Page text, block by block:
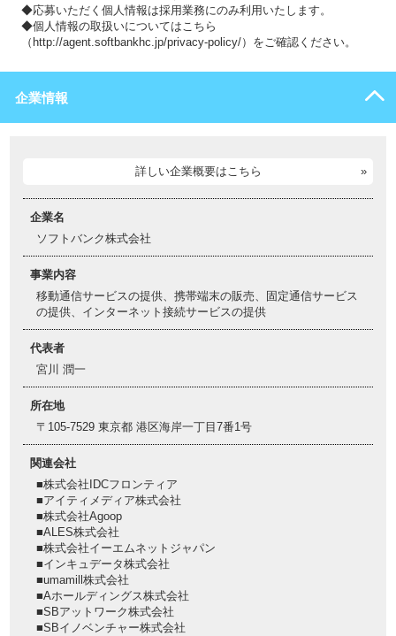
◆応募いただく個人情報は採用業務にのみ利用いたします。
◆個人情報の取扱いについてはこちら
（http://agent.softbankhc.jp/privacy-policy/）をご確認ください。
企業情報
詳しい企業概要はこちら
企業名
ソフトバンク株式会社
事業内容
移動通信サービスの提供、携帯端末の販売、固定通信サービス
の提供、インターネット接続サービスの提供
代表者
宮川 潤一
所在地
〒105-7529 東京都 港区海岸一丁目7番1号
関連会社
■株式会社IDCフロンティア
■アイティメディア株式会社
■株式会社Agoop
■ALES株式会社
■株式会社イーエムネットジャパン
■インキュデータ株式会社
■umamill株式会社
■Aホールディングス株式会社
■SBアットワーク株式会社
■SBイノベンチャー株式会社